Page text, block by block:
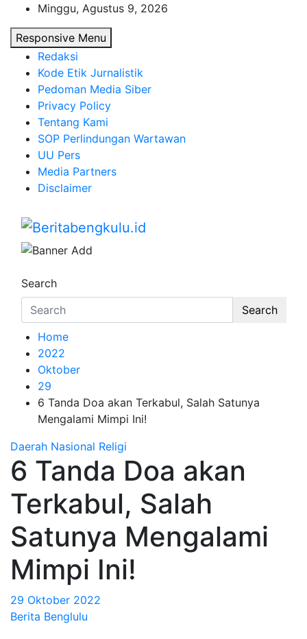
content
Minggu, Agustus 9, 2026
Responsive Menu
Redaksi
Kode Etik Jurnalistik
Pedoman Media Siber
Privacy Policy
Tentang Kami
SOP Perlindungan Wartawan
UU Pers
Media Partners
Disclaimer
Beritabengkulu.id
Profesional & Independen
Search
Search
Home
2022
Oktober
29
6 Tanda Doa akan Terkabul, Salah Satunya
Mengalami Mimpi Ini!
Daerah Nasional Religi
6 Tanda Doa akan
Terkabul, Salah
Satunya Mengalami
Mimpi Ini!
29 Oktober 2022
Berita Benglulu